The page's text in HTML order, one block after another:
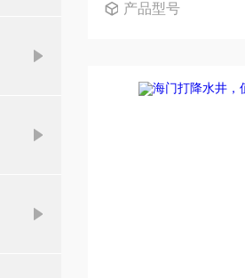
产品型号